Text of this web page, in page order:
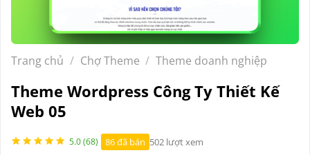
Trang chủ / Chợ Theme / Theme doanh nghiệp
Theme Wordpress Công Ty Thiết Kế
Web 05
5.0 (68) 86 đã bán 502 lượt xem